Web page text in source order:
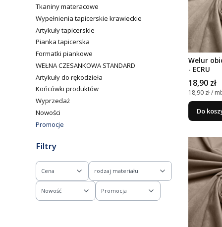
Tkaniny materacowe
Wypełnienia tapicerskie krawieckie
Artykuły tapicerskie
Pianka tapicerska
Formatki piankowe
WEŁNA CZESANKOWA STANDARD
Artykuły do rękodzieła
Końcówki produktów
Wyprzedaż
Nowości
Promocje
Filtry
Cena rodzaj materiału
Nowość Promocja
Welur
- ECRU
Cena
18,90 zł
Cena
18,90 zł /
Do